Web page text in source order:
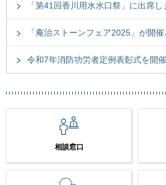
「第41回香川用水水口祭」に出席し
「庵治ストーンフェア2025」が開催
令和7年消防功労者定例表彰式を開
相談窓口